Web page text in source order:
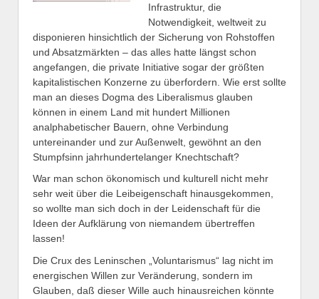
Infrastruktur, die
Notwendigkeit, weltweit zu
disponieren hinsichtlich der Sicherung von Rohstoffen
und Absatzmärkten – das alles hatte längst schon
angefangen, die private Initiative sogar der größten
kapitalistischen Konzerne zu überfordern. Wie erst sollte
man an dieses Dogma des Liberalismus glauben
können in einem Land mit hundert Millionen
analphabetischer Bauern, ohne Verbindung
untereinander und zur Außenwelt, gewöhnt an den
Stumpfsinn jahrhundertelanger Knechtschaft?
War man schon ökonomisch und kulturell nicht mehr
sehr weit über die Leibeigenschaft hinausgekommen,
so wollte man sich doch in der Leidenschaft für die
Ideen der Aufklärung von niemandem übertreffen
lassen!
Die Crux des Leninschen „Voluntarismus“ lag nicht im
energischen Willen zur Veränderung, sondern im
Glauben, daß dieser Wille auch hinausreichen könnte